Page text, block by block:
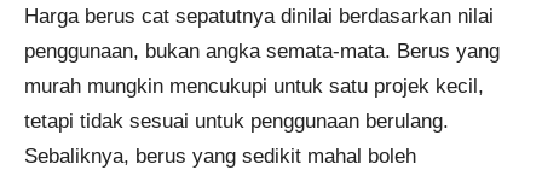
Harga berus cat sepatutnya dinilai berdasarkan nilai
penggunaan, bukan angka semata-mata. Berus yang
murah mungkin mencukupi untuk satu projek kecil,
tetapi tidak sesuai untuk penggunaan berulang.
Sebaliknya, berus yang sedikit mahal boleh